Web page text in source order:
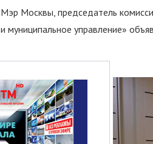
Мэр Москвы, председатель
и муниципальное управление»